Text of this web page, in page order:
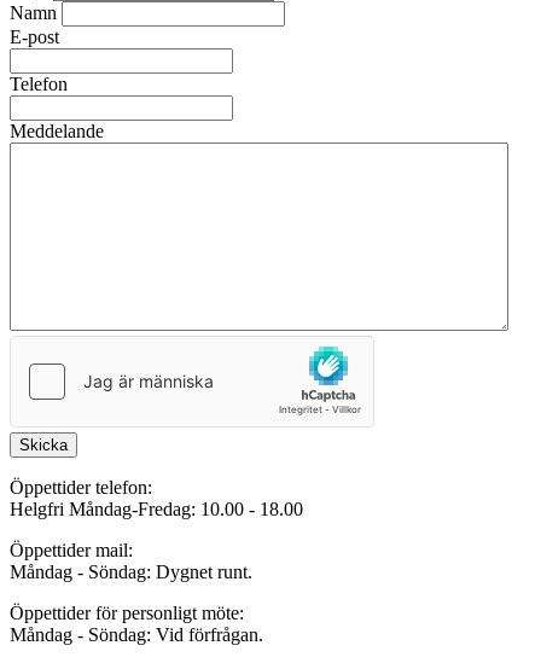
Namn
E-post
Telefon
Meddelande
Skicka
Öppettider telefon:
Helgfri Måndag-Fredag: 10.00 - 18.00
Öppettider mail:
Måndag - Söndag: Dygnet runt.
Öppettider för personligt möte:
Måndag - Söndag: Vid förfrågan.